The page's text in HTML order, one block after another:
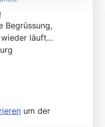
Begrüssung,
läuft...
um der